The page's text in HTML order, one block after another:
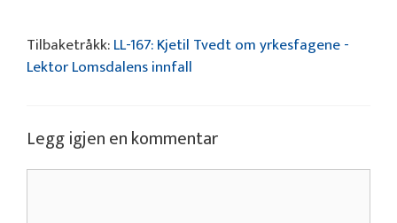
Tilbaketråkk:LL-167: Kjetil Tvedt om yrkesfagene -
Lektor Lomsdalens innfall
Legg igjen en kommentar